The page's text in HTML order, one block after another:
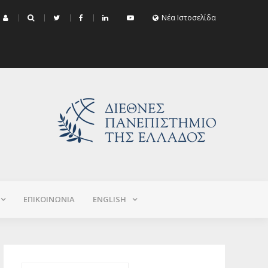
Εξεταστικής Σεπτεμβρίου 2026 (Χειμερινό+Εαρινό 2025-2026)
Νέα Ιστοσελίδα
ΕΠΙΚΟΙΝΩΝΙΑ ΕNGLISH